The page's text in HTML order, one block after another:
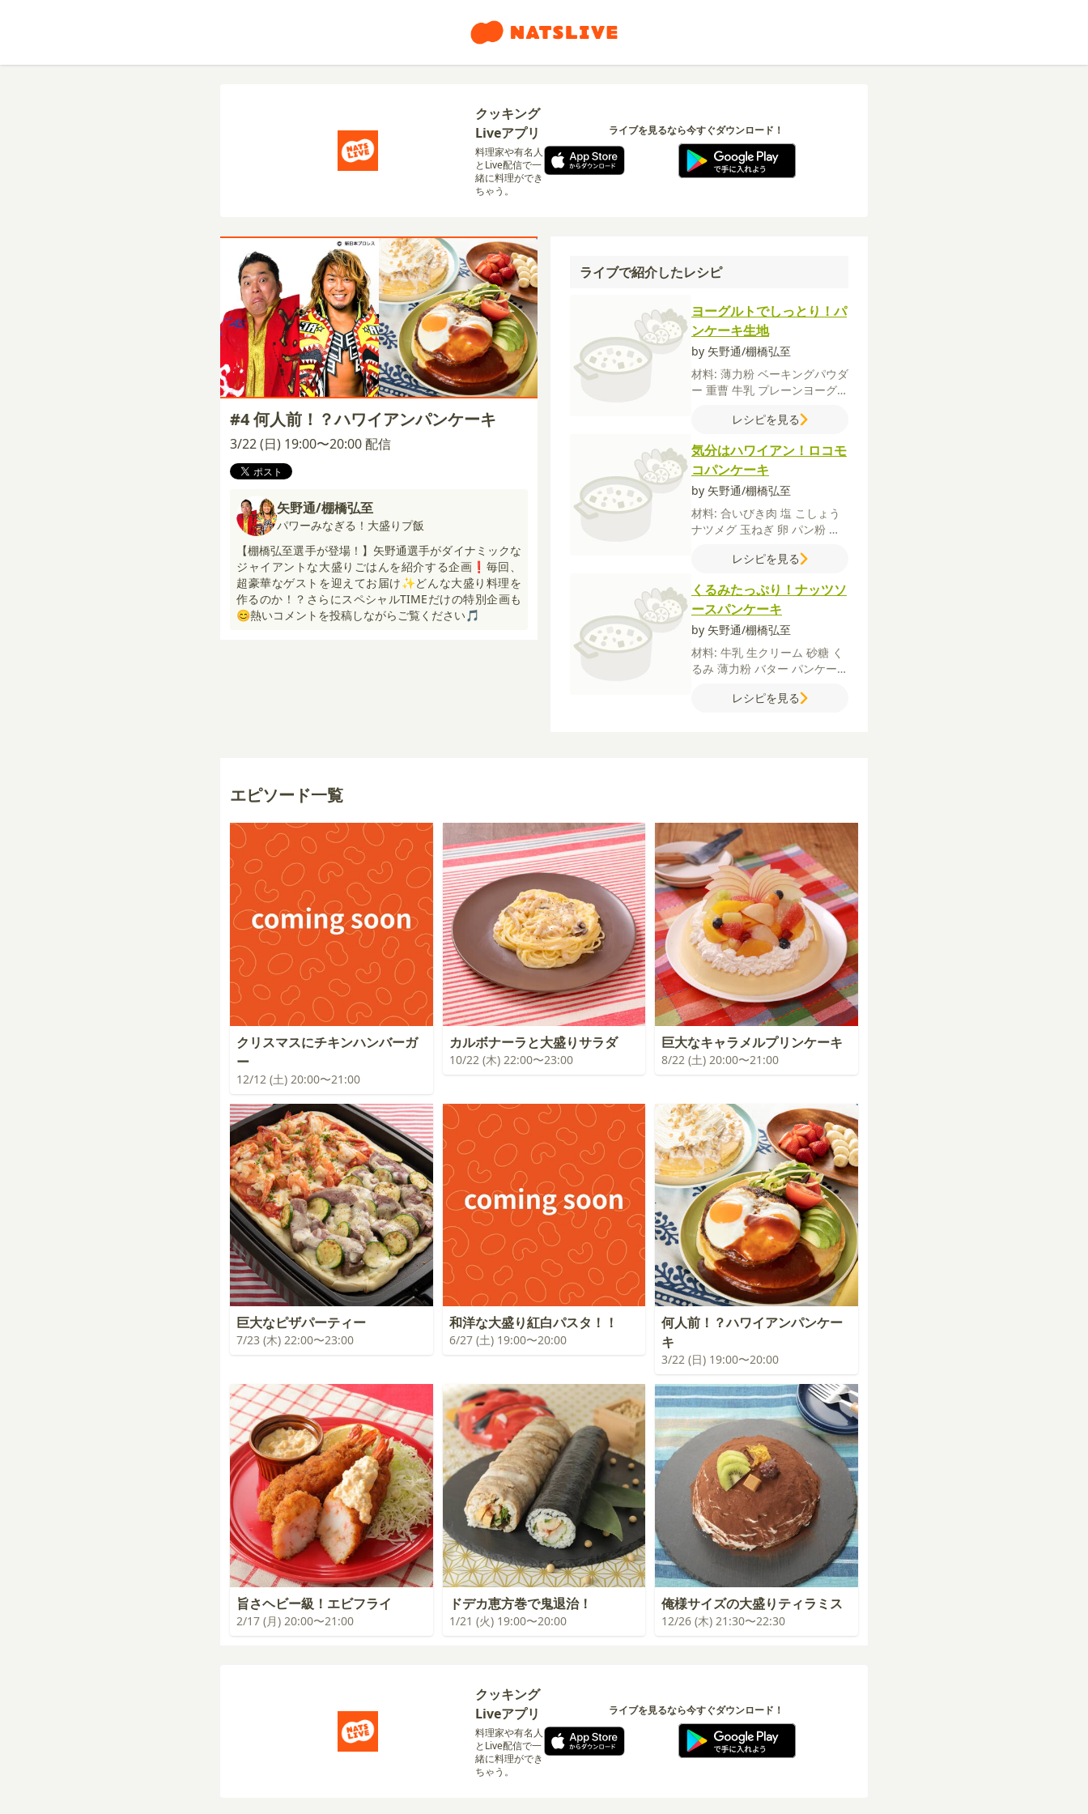
クッキング
Liveアプリ
料理家や有名人
とLive配信で一
緒に料理ができ
ちゃう。
ライブを見るなら今すぐダウンロード！
#4 何人前！？ハワイアンパンケーキ
3/22 (日) 19:00〜20:00 配信
矢野通/棚橋弘至
パワーみなぎる！大盛りプ飯
【棚橋弘至選手が登場！】矢野通選手がダイナミックな
ジャイアントな大盛りごはんを紹介する企画❗毎回、
超豪華なゲストを迎えてお届け✨どんな大盛り料理を
作るのか！？さらにスペシャルTIMEだけの特別企画も
😊熱いコメントを投稿しながらご覧ください🎵
ライブで紹介したレシピ
ヨーグルトでしっとり！パ
ンケーキ生地
by 矢野通/棚橋弘至
材料: 薄力粉 ベーキングパウダ
ー 重曹 牛乳 プレーンヨーグル
（焼く用）レシピを見る
気分はハワイアン！ロコモ
コパンケーキ
by 矢野通/棚橋弘至
材料: 合いびき肉 塩 こしょう
ナツメグ 玉ねぎ 卵 パン粉 バ
トマトアボカド
【A】ケチャップ中濃ソース
水しょうゆ砂糖
レシピを見る
くるみたっぷり！ナッツソ
ースパンケーキ
by 矢野通/棚橋弘至
材料: 牛乳 生クリーム 砂糖 く
るみ 薄力粉 バター パンケーキ
メイプルシロップ
レシピを見る
エピソード一覧
クリスマスにチキンハンバーガ
ー
12/12 (土) 20:00〜21:00
カルボナーラと大盛りサラダ
10/22 (木) 22:00〜23:00
巨大なキャラメルプリンケーキ
8/22 (土) 20:00〜21:00
巨大なピザパーティー
7/23 (木) 22:00〜23:00
和洋な大盛り紅白パスタ！！
6/27 (土) 19:00〜20:00
何人前！？ハワイアンパンケー
キ
3/22 (日) 19:00〜20:00
旨さヘビー級！エビフライ
2/17 (月) 20:00〜21:00
ドデカ恵方巻で鬼退治！
1/21 (火) 19:00〜20:00
俺様サイズの大盛りティラミス
12/26 (木) 21:30〜22:30
クッキング
Liveアプリ
料理家や有名人
とLive配信で一
緒に料理ができ
ちゃう。
ライブを見るなら今すぐダウンロード！